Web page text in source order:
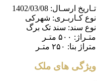
تـاریخ ارسـال: 1402/03/08
نوع کـاربـری: شهرکی
نوع سند: سند تک برگ
متـراژ: ۵۰۰ متـر
متراژ بنا: ۲۵۰ متـر
ویژگی های ملک